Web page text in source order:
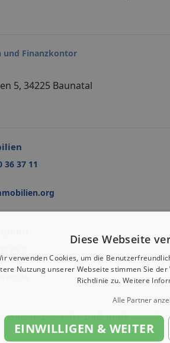
und Finanzkontor
5, 34225 Baunatal
36 37 11
mbH
Diese Webseite
verwenden Cookies, um die
Nutzung unserer Webseite stimmen Sie
Richtlinie zu. Weitere
Alle Partner
EINWILLIGEN & WEITER